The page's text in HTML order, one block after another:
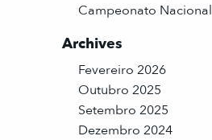
Campeonato Nacional
Archives
Fevereiro 2026
Outubro 2025
Setembro 2025
Dezembro 2024